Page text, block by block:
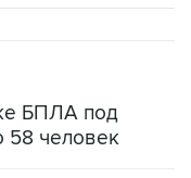
БПЛА под
в